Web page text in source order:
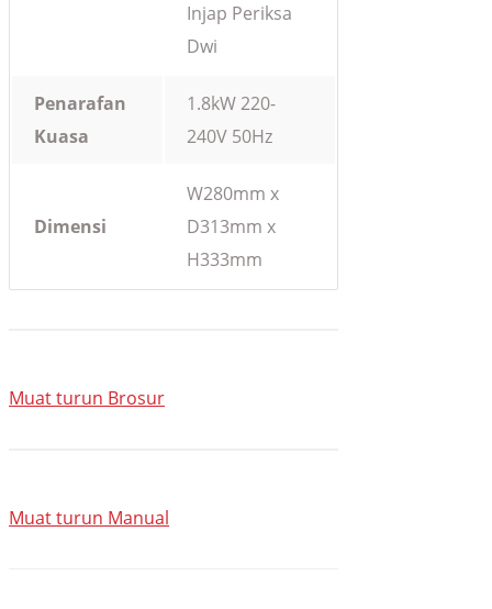
Injap Periksa
Dwi
Penarafan
Kuasa
1.8kW 220-
240V 50Hz
Dimensi
W280mm x
D313mm x
H333mm
Muat turun Brosur
Muat turun Manual